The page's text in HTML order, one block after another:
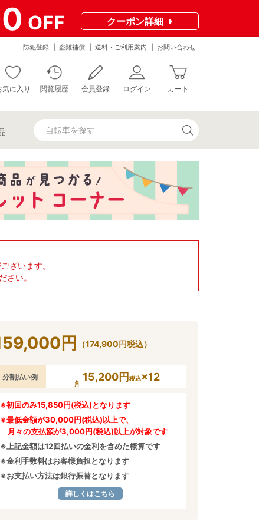
OFF クーポン詳細
防犯登録 盗難補償 送料・ご利用案内 お問い合わせ
気に入り 閲覧履歴 会員登録 ログイン カート
ざいます。
さい。
円 （174,900円税込）
分割払い例 15,200円税込×12
※初回のみ15,850円(税込)となります
※最低金額が30,000円(税込)以上で、
月々の支払額が3,000円(税込)以上が対象です
※上記金額は12回払いの金利を含めた概算です
※金利手数料はお客様負担となります
※お支払い方法は銀行振替となります
詳しくはこちら